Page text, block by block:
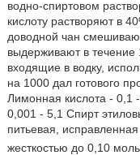
водно-спиртовом
кислоту растворяют в
доводной чан
выдерживают в течение
входящие в водку,
на 1000 дал готового
Лимонная кислота - 0,1
0,001 - 5,1 Спирт
питьевая,
жесткостью до 0,10